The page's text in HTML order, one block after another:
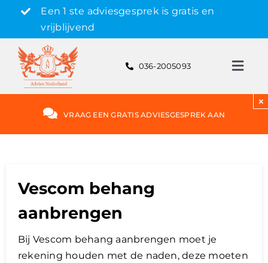
content
Een 1 ste adviesgesprek is gratis en
vrijblijvend
Hypotheek
Hypotheekvormen
Bereken
036-2005093
VRAAG EEN GRATIS ADVIESGESPREK AAN
×
Vescom behang
aanbrengen
Bij Vescom behang aanbrengen moet je
rekening houden met de naden, deze moeten